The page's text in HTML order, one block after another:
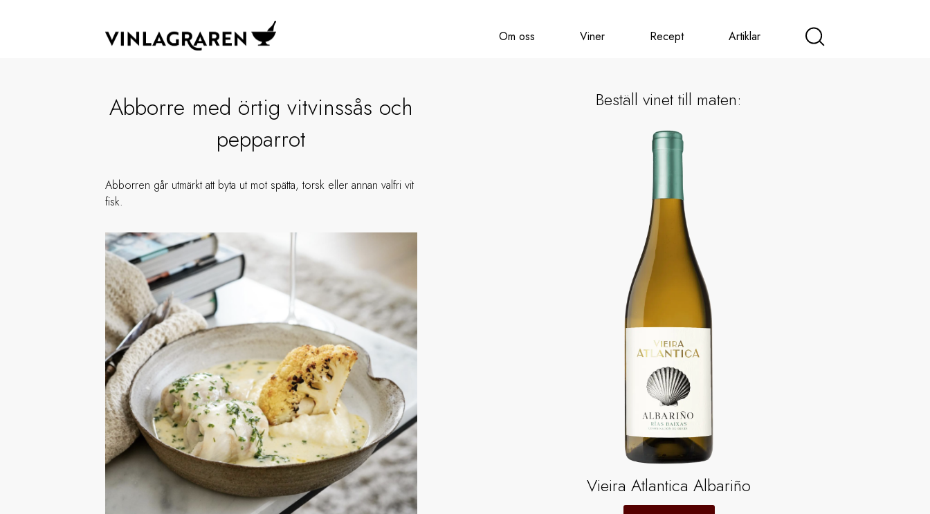
Om oss Viner Recept Artiklar
Abborre med örtig vitvinssås och
pepparrot
Abborren går utmärkt att byta ut mot spätta, torsk eller annan valfri vit
fisk.
Beställ vinet till maten:
Vieira Atlantica Albariño